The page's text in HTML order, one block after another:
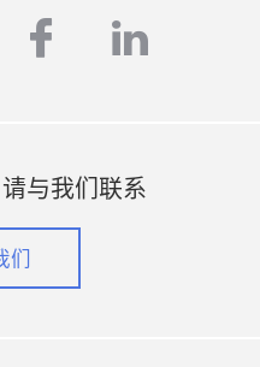
facebook
与我们联系
们